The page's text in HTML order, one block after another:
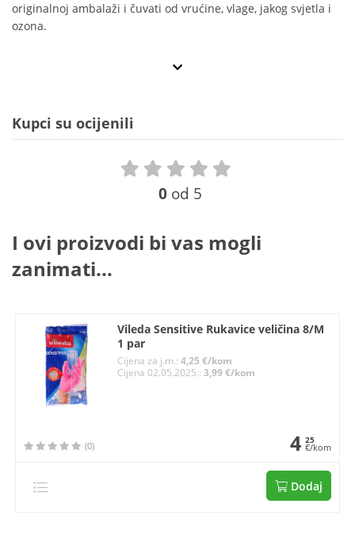
originalnoj ambalaži i čuvati od vrućine, vlage, jakog svjetla i
ozona.
Kupci su ocijenili
0 od 5
I ovi proizvodi bi vas mogli
zanimati...
Vileda Sensitive Rukavice veličina 8/M
1 par
Cijena za j.m.:4,25 €/kom
Cijena 02.05.2025.:3,99 €/kom
(0) 4 25
€/kom
Dodaj